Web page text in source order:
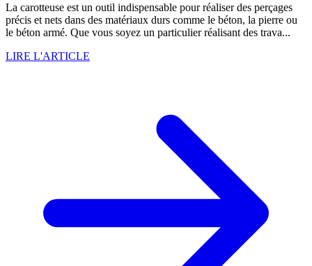
La carotteuse est un outil indispensable pour réaliser des perçages
précis et nets dans des matériaux durs comme le béton, la pierre ou
le béton armé. Que vous soyez un particulier réalisant des trava...
LIRE L'ARTICLE